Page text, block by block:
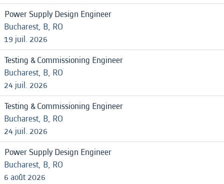
Power Supply Design Engineer
Bucharest, B, RO
19 juil. 2026
Testing & Commissioning Engineer
Bucharest, B, RO
24 juil. 2026
Testing & Commissioning Engineer
Bucharest, B, RO
24 juil. 2026
Power Supply Design Engineer
Bucharest, B, RO
6 août 2026